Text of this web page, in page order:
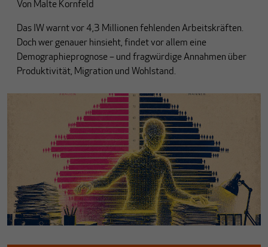
Von Malte Kornfeld
Das IW warnt vor 4,3 Millionen fehlenden Arbeitskräften.
Doch wer genauer hinsieht, findet vor allem eine
Demographieprognose – und fragwürdige Annahmen über
Produktivität, Migration und Wohlstand.